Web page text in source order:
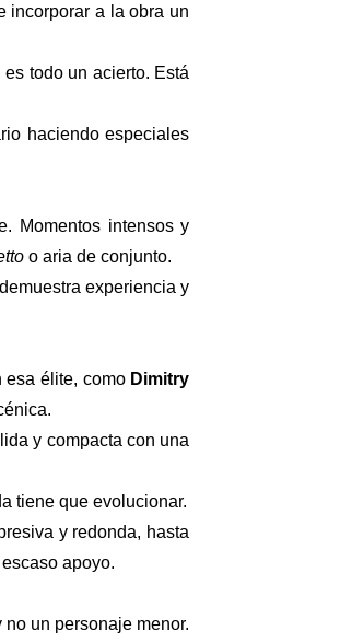
incorporar a la obra un
todo un acierto. Está
haciendo especiales
Momentos intensos y
o aria de conjunto.
experiencia y
esa élite, como Dimitry
y compacta con una
tiene que evolucionar.
y redonda, hasta
apoyo.
un personaje menor.